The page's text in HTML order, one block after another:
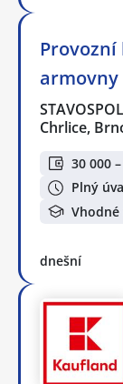
armovny
Chrlice,
30 000
Plný
dnešní